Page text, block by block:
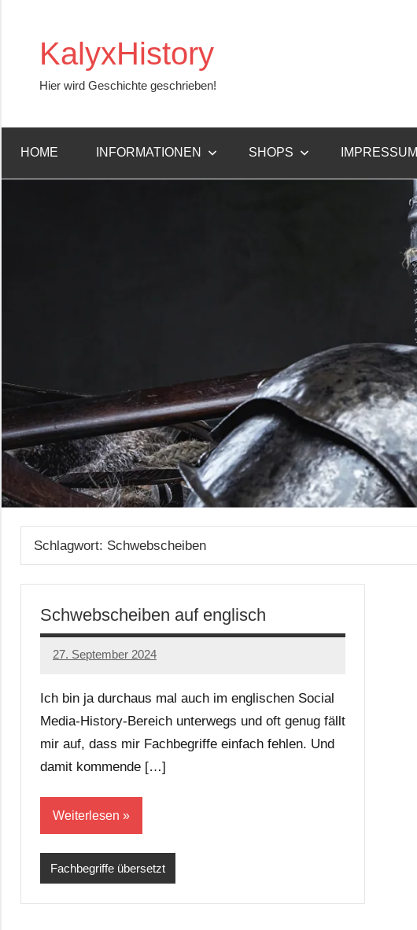
springenKalyxHistory
Hier wird Geschichte geschrieben!
HOME INFORMATIONEN SHOPS IMPRESSUM
Schlagwort: Schwebscheiben
Schwebscheiben auf englisch
27. September 2024
Alexis
Keine
Ich bin ja durchaus mal auch im englischen Social
Media-History-Bereich unterwegs und oft genug fällt
mir auf, dass mir Fachbegriffe einfach fehlen. Und
damit kommende […]
Weiterlesen
Fachbegriffe übersetzt